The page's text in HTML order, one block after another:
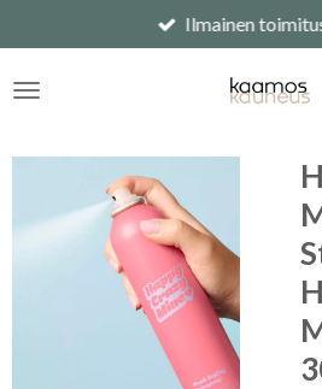
pääsisältöön
Ilmainen